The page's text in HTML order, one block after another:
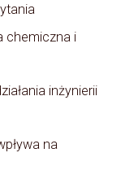
chemiczna i
inżynierii
na